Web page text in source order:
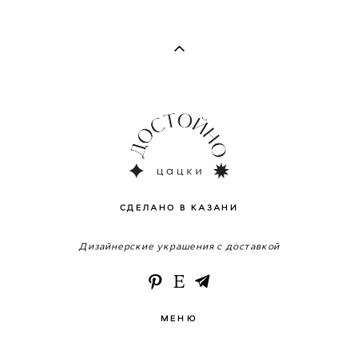
СДЕЛАНО В КАЗАНИ
Дизайнерские украшения с доставкой
МЕНЮ